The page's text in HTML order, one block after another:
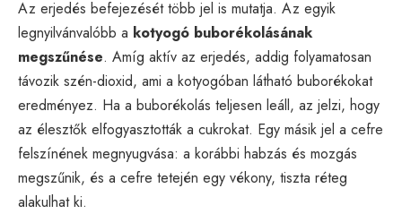
Az erjedés befejezését több jel is mutatja. Az egyik
legnyilvánvalóbb a kotyogó buborékolásának
megszűnése. Amíg aktív az erjedés, addig folyamatosan
távozik szén-dioxid, ami a kotyogóban látható buborékokat
eredményez. Ha a buborékolás teljesen leáll, az jelzi, hogy
az élesztők elfogyasztották a cukrokat. Egy másik jel a cefre
felszínének megnyugvása: a korábbi habzás és mozgás
megszűnik, és a cefre tetején egy vékony, tiszta réteg
alakulhat ki.